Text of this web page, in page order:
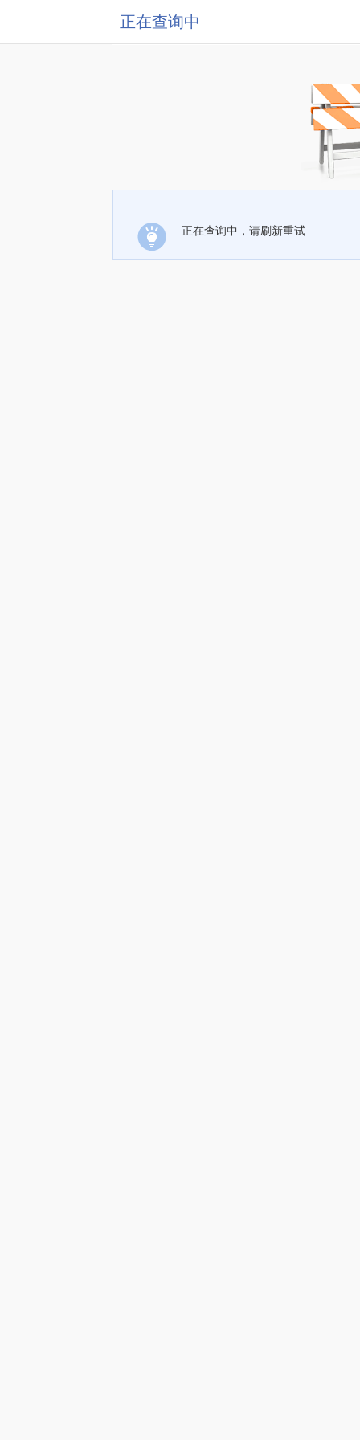
正在查询中
正在查询中，请刷新重试